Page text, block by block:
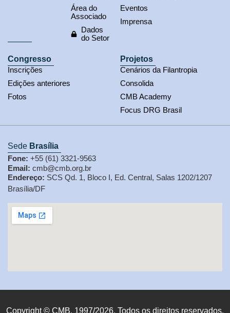
Área do
Associado
Dados
do Setor
Eventos
Imprensa
Congresso
Inscrições
Edições anteriores
Fotos
Projetos
Cenários da Filantropia
Consolida
CMB Academy
Focus DRG Brasil
Sede Brasília
Fone: +55 (61) 3321-9563
Email: cmb@cmb.org.br
Endereço: SCS Qd. 1, Bloco I, Ed. Central, Salas 1202/1207
Brasília/DF
Copyright © CMB, 1997/2026. Todos os direitos reservados.